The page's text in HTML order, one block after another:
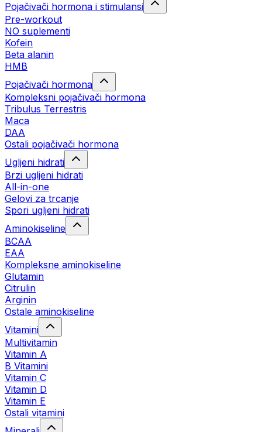
Pojačivači hormona i stimulansi
Pre-workout
NO suplementi
Kofein
Beta alanin
HMB
Pojačivači hormona
Kompleksni pojačivači hormona
Tribulus Terrestris
Maca
DAA
Ostali pojačivači hormona
Ugljeni hidrati
Brzi ugljeni hidrati
All-in-one
Gelovi za trcanje
Spori ugljeni hidrati
Aminokiseline
BCAA
ЕАА
Kompleksne aminokiseline
Glutamin
Citrulin
Arginin
Ostale aminokiseline
Vitamini
Multivitamin
Vitamin A
B Vitamini
Vitamin C
Vitamin D
Vitamin E
Ostali vitamini